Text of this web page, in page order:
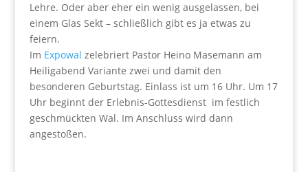
Lehre. Oder aber eher ein wenig ausgelassen, bei
einem Glas Sekt – schließlich gibt es ja etwas zu
feiern.
Im Expowal zelebriert Pastor Heino Masemann am
Heiligabend Variante zwei und damit den
besonderen Geburtstag. Einlass ist um 16 Uhr. Um 17
Uhr beginnt der Erlebnis-Gottesdienst im festlich
geschmückten Wal. Im Anschluss wird dann
angestoßen.